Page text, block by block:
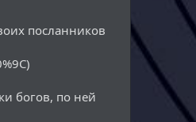
посланников
богов, по ней